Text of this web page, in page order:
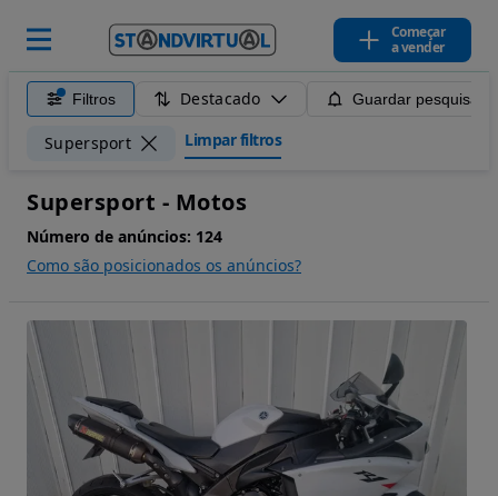
Começar
a vender
Filtros Destacado Guardar pesquisa
Supersport Limpar filtros
Supersport - Motos
Número de anúncios: 124
Como são posicionados os anúncios?